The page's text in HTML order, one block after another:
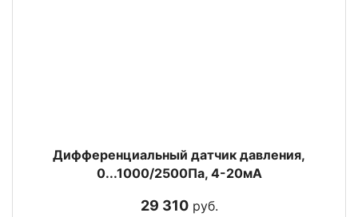
Дифференциальный датчик давления,
0...1000/2500Па, 4-20мА
29 310руб.